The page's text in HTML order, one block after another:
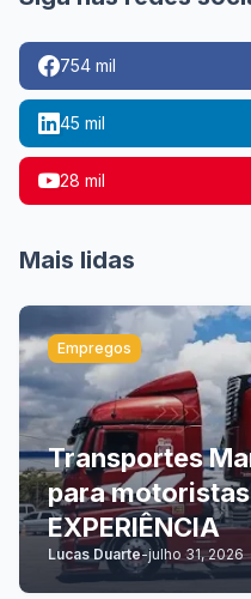
754 mil
45 mil
28 mil
Mais lidas
Empregos
Transportes
para
EXPERIÊNCIA
Lucas Duarte-julho 31, 2026